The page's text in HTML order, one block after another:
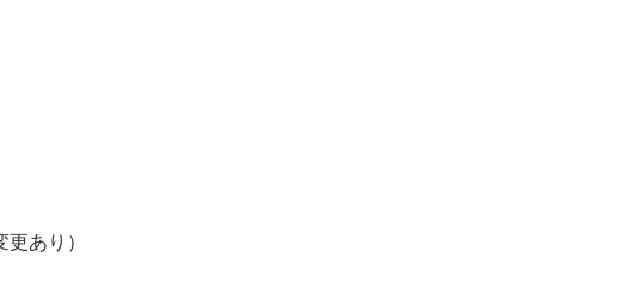
あり）